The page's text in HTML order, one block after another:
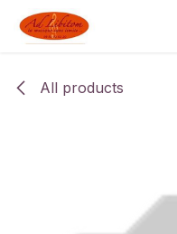
Skip to Content
All products